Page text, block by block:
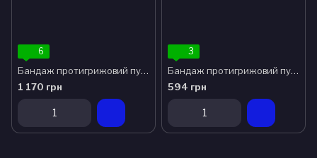
6
Бандаж протигрижовий пупковий Алком 2035 р.8
1 170 грн
3
Бандаж протигрижовий пупковий дитячий Алком 2035 kids
594 грн